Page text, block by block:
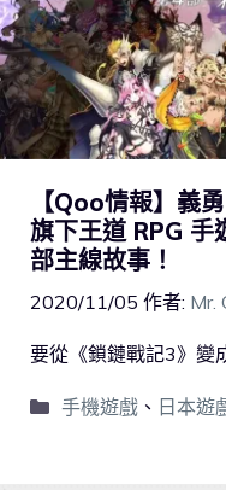
【Qoo情報】義
旗下王道 RPG 手
部主線故事！
2020/11/05 作者: Mr.
要從《鎖鏈戰記3》變
手機遊戲、 日本遊